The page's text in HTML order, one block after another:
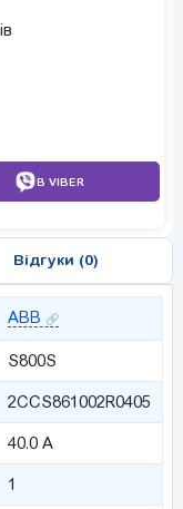
В VIBER
Відгуки (0)
ABB
S800S
2CCS861002R0405
40.0 А
1